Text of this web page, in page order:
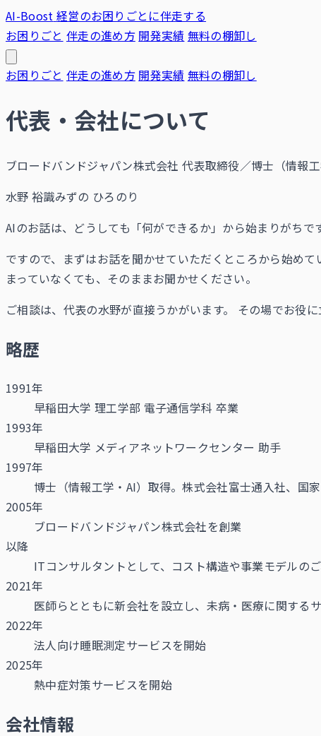
AI-Boost 経営のお困りごとに伴走する
お困りごと 伴走の進め方 開発実績 無料の棚卸し
お困りごと 伴走の進め方 開発実績 無料の棚卸し
代表・会社について
ブロードバンドジャパン株式会社 代表取締役／博士（情報工
水野 裕識みずの ひろのり
AIのお話は、どうしても「何ができるか」から始まりがち
ですので、まずはお話を聞かせていただくところから始めて
まっていなくても、そのままお聞かせください。
ご相談は、代表の水野が直接うかがいます。 その場でお役
略歴
1991年
早稲田大学 理工学部 電子通信学科 卒業
1993年
早稲田大学 メディアネットワークセンター 助手
1997年
博士（情報工学・AI）取得。株式会社富士通入社、国
2005年
ブロードバンドジャパン株式会社を創業
以降
ITコンサルタントとして、コスト構造や事業モデルの
2021年
医師らとともに新会社を設立し、未病・医療に関する
2022年
法人向け睡眠測定サービスを開始
2025年
熱中症対策サービスを開始
会社情報